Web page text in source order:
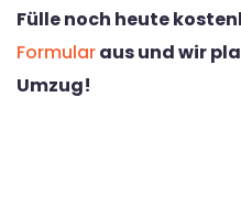
Fülle noch heute
Formularaus und wir
Umzug!